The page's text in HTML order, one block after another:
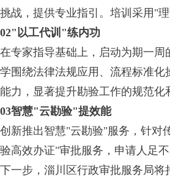
挑战，提供专业指引。培训采用"
02"以工代训"练内功
在专家指导基础上，启动为期一
学围绕法律法规应用、流程标准
能力，显著提升勘验工作的规范化
03智慧"云勘验"提效能
创新推出智慧"云勘验"服务，针对
验高效办证"审批服务，申请人足
下一步，淄川区行政审批服务局